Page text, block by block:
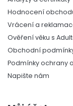
Hodnocení
Vrácení a
Ověření věku s
Obchodní
Podmínky ochrany
Napište nám